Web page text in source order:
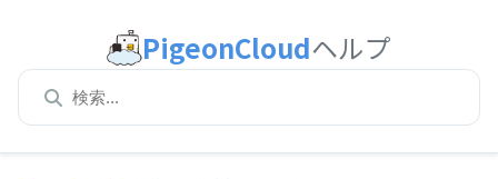
PigeonCloudヘルプ